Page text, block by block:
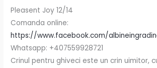
Pleasent Joy 12/14
Comanda online:
https://www.facebook.com/
Whatsapp: +407559928721
Crinul pentru ghiveci este un crin uimitor,